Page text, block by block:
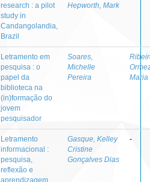
research : a pilot
study in
Candangolandia,
Brazil
Hepworth, Mark
Letramento em
pesquisa : o
papel da
biblioteca na
(in)formação do
jovem
pesquisador
Soares,
Michelle
Pereira
Maria
Letramento
informacional :
pesquisa,
reflexão e
aprendizagem
Gasque, Kelley
Cristine
Gonçalves Dias
-